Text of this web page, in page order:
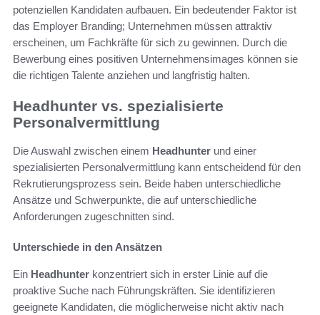
potenziellen Kandidaten aufbauen. Ein bedeutender Faktor ist
das Employer Branding; Unternehmen müssen attraktiv
erscheinen, um Fachkräfte für sich zu gewinnen. Durch die
Bewerbung eines positiven Unternehmensimages können sie
die richtigen Talente anziehen und langfristig halten.
Headhunter vs. spezialisierte
Personalvermittlung
Die Auswahl zwischen einem Headhunter und einer
spezialisierten Personalvermittlung kann entscheidend für den
Rekrutierungsprozess sein. Beide haben unterschiedliche
Ansätze und Schwerpunkte, die auf unterschiedliche
Anforderungen zugeschnitten sind.
Unterschiede in den Ansätzen
Ein Headhunter konzentriert sich in erster Linie auf die
proaktive Suche nach Führungskräften. Sie identifizieren
geeignete Kandidaten, die möglicherweise nicht aktiv nach